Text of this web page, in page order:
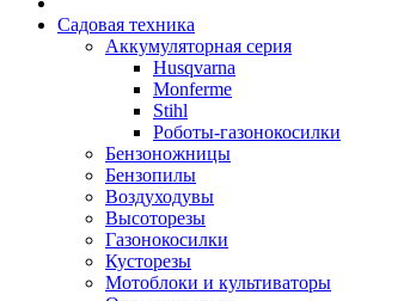
Садовая техника
Аккумуляторная серия
Husqvarna
Monferme
Stihl
Роботы-газонокосилки
Бензоножницы
Бензопилы
Воздухо­дувы
Высоторезы
Газонокосилки
Кусторезы
Мотоблоки и культиваторы